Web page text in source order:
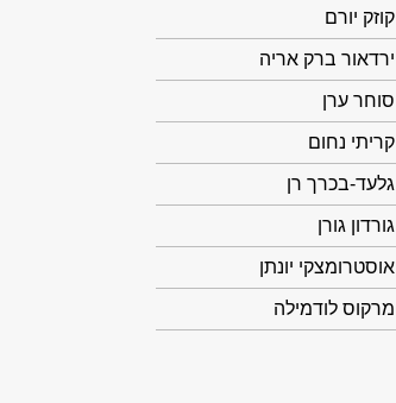
קוזק יורם
ירדאור ברק אריה
סוחר ערן
קריתי נחום
גלעד-בכרך רן
גורדון גורן
אוסטרומצקי יונתן
מרקוס לודמילה